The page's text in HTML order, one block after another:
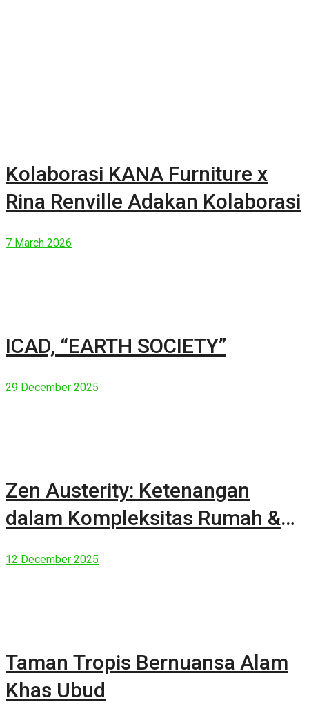
Kolaborasi KANA Furniture x
Rina Renville Adakan Kolaborasi
7 March 2026
ICAD, “EARTH SOCIETY”
29 December 2025
Zen Austerity: Ketenangan
dalam Kompleksitas Rumah &
12 December 2025
Taman Tropis Bernuansa Alam
Khas Ubud